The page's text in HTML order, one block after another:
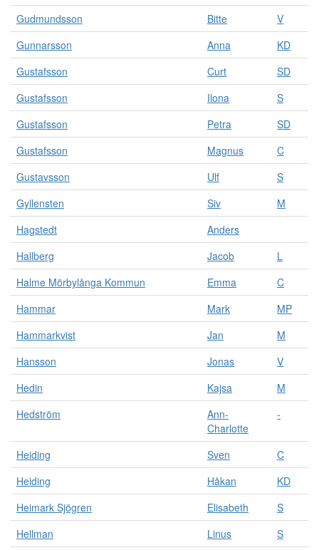
Gudmundsson
Bitte
V
Gunnarsson
Anna
KD
Gustafsson
Curt
SD
Gustafsson
Ilona
S
Gustafsson
Petra
SD
Gustafsson
Magnus
C
Gustavsson
Ulf
S
Gyllensten
Siv
M
Hagstedt
Anders
Hallberg
Jacob
L
Halme Mörbylånga Kommun
Emma
C
Hammar
Mark
MP
Hammarkvist
Jan
M
Hansson
Jonas
V
Hedin
Kajsa
M
Hedström
Ann-
Charlotte
-
Heiding Sven
C
Heiding
Håkan
KD
Heimark Sjögren
Elisabeth
S
Hellman
Linus
S